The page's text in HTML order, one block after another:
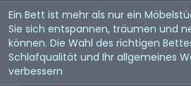
Ein Bett ist mehr als nur ein
Sie sich entspannen, träumen und
können. Die Wahl des richtigen
Schlafqualität und Ihr allgemeines
verbessern